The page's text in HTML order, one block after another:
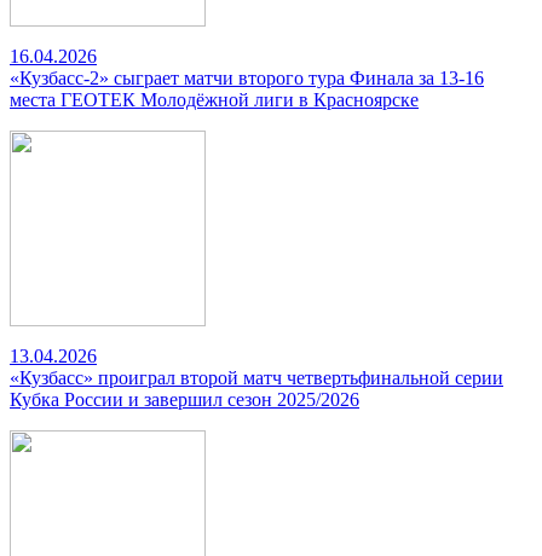
16.04.2026
«Кузбасс-2» сыграет матчи второго тура Финала за 13-16
места ГЕОТЕК Молодёжной лиги в Красноярске
13.04.2026
«Кузбасс» проиграл второй матч четвертьфинальной серии
Кубка России и завершил сезон 2025/2026